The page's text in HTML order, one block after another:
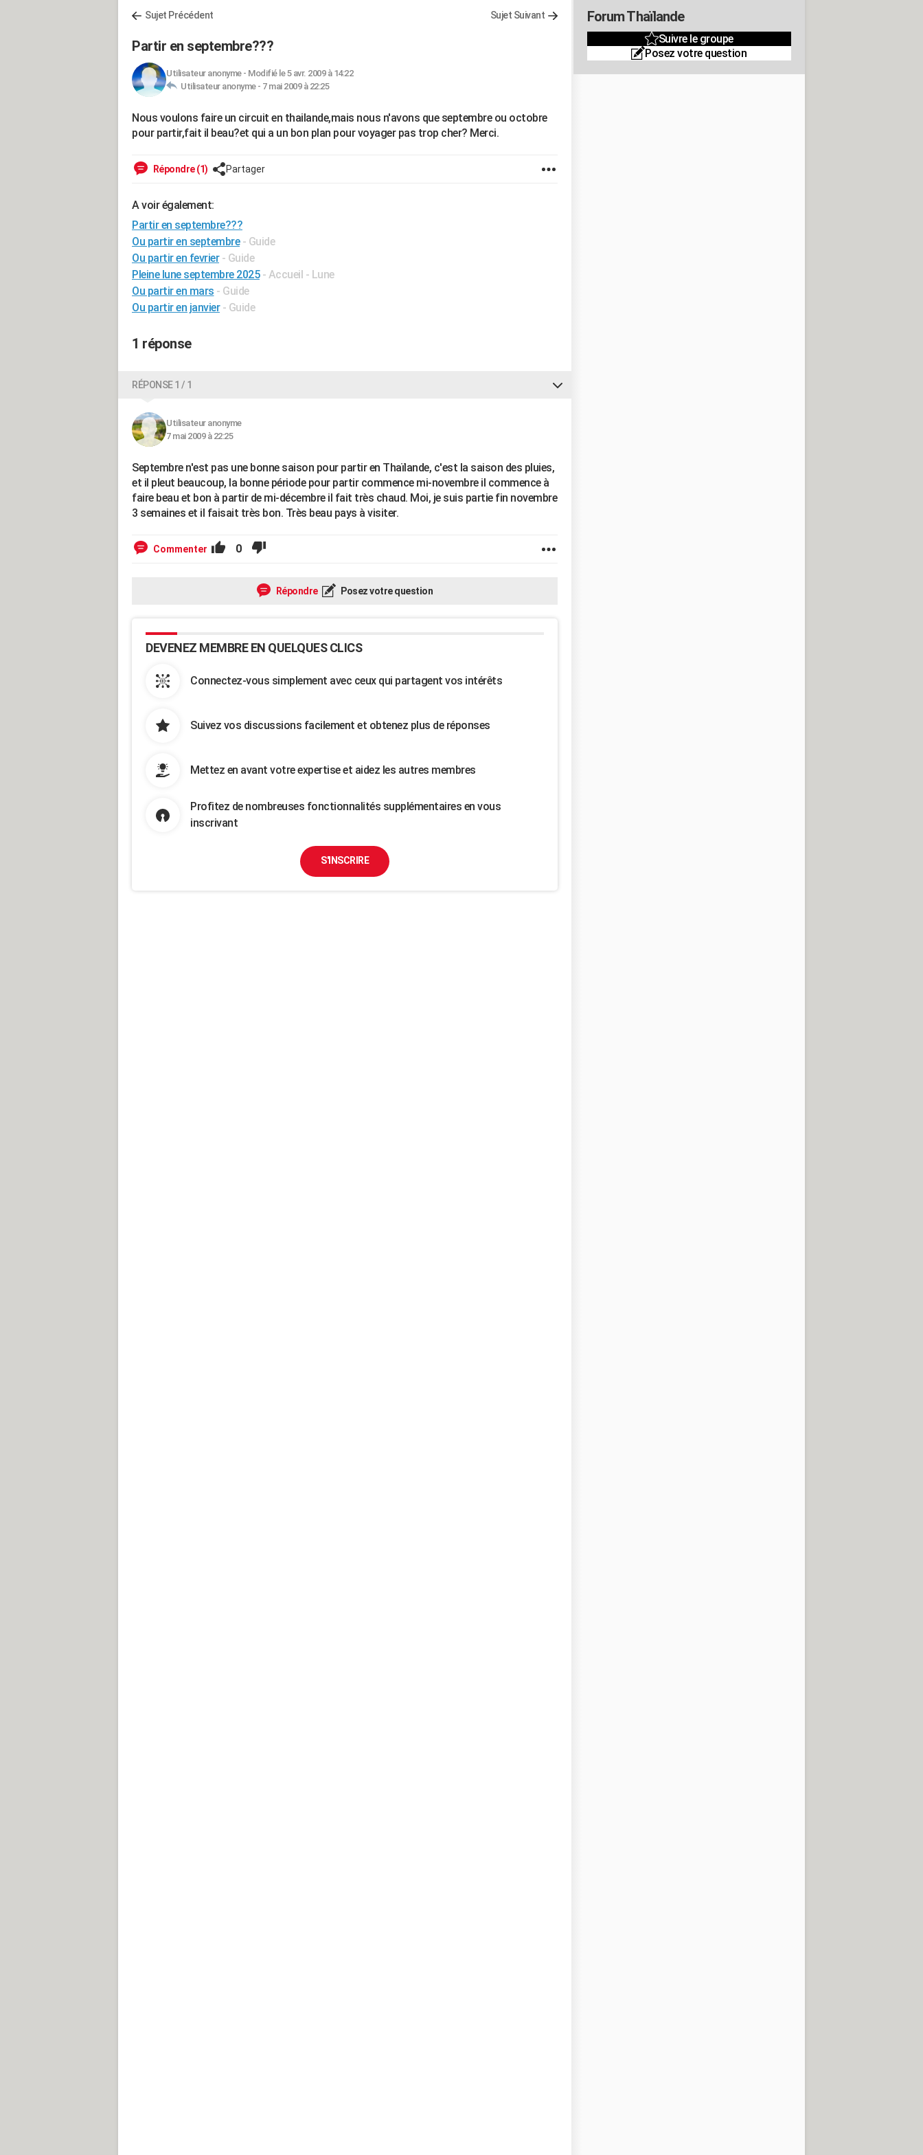
Sujet Précédent Sujet Suivant
Partir en septembre???
Utilisateur anonyme- Modifié le 5 avr. 2009 à 14:22
Utilisateur anonyme - 7 mai 2009 à 22:25
Nous voulons faire un circuit en thailande,mais nous n'avons que septembre ou octobre
pour partir,fait il beau?et qui a un bon plan pour voyager pas trop cher? Merci.
Répondre (1) Partager
A voir également:
Partir en septembre???
Ou partir en septembre - Guide
Ou partir en fevrier - Guide
Pleine lune septembre 2025 - Accueil - Lune
Ou partir en mars - Guide
Ou partir en janvier - Guide
1 réponse
RÉPONSE 1 / 1
Utilisateur anonyme
7 mai 2009 à 22:25
Septembre n'est pas une bonne saison pour partir en Thaïlande, c'est la saison des pluies,
et il pleut beaucoup, la bonne période pour partir commence mi-novembre il commence à
faire beau et bon à partir de mi-décembre il fait très chaud. Moi, je suis partie fin novembre
3 semaines et il faisait très bon. Très beau pays à visiter.
Commenter 0
Répondre Posez votre question
DEVENEZ MEMBRE EN QUELQUES CLICS
Connectez-vous simplement avec ceux qui partagent vos intérêts
Suivez vos discussions facilement et obtenez plus de réponses
Mettez en avant votre expertise et aidez les autres membres
Profitez de nombreuses fonctionnalités supplémentaires en vous
inscrivant
S'INSCRIRE
Forum Thaïlande
Suivre le groupe
Posez votre question